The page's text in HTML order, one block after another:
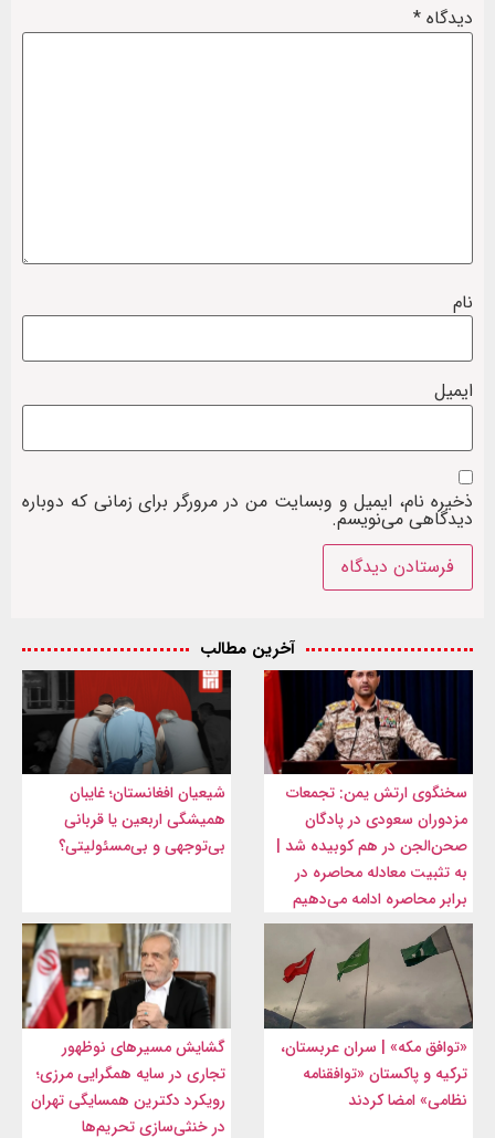
دیدگاه *
نام
ایمیل
ذخیره نام، ایمیل و وبسایت من در مرورگر برای زمانی که دوباره
دیدگاهی می‌نویسم.
آخرین مطالب
سخنگوی ارتش یمن: تجمعات
مزدوران سعودی در پادگان
صحن‌الجن در هم کوبیده شد |
به تثبیت معادله محاصره در
برابر محاصره ادامه می‌دهیم
شیعیان افغانستان؛ غایبان
همیشگی اربعین یا قربانی
بی‌توجهی و بی‌مسئولیتی؟
«توافق مکه» | سران عربستان،
ترکیه و پاکستان «توافقنامه
نظامی» امضا کردند
گشایش مسیرهای نوظهور
تجاری در سایه همگرایی مرزی؛
رویکرد دکترین همسایگی تهران
در خنثی‌سازی تحریم‌ها